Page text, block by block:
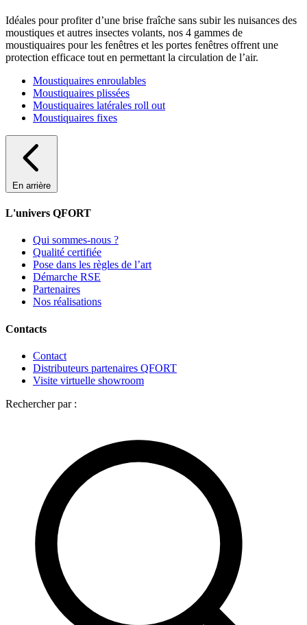
Idéales pour profiter d’une brise fraîche sans subir les nuisances des
moustiques et autres insectes volants, nos 4 gammes de
moustiquaires pour les fenêtres et les portes fenêtres offrent une
protection efficace tout en permettant la circulation de l’air.
Moustiquaires enroulables
Moustiquaires plissées
Moustiquaires latérales roll out
Moustiquaires fixes
En arrière
L'univers QFORT
Qui sommes-nous ?
Qualité certifiée
Pose dans les règles de l’art
Démarche RSE
Partenaires
Nos réalisations
Contacts
Contact
Distributeurs partenaires QFORT
Visite virtuelle showroom
Rechercher par :